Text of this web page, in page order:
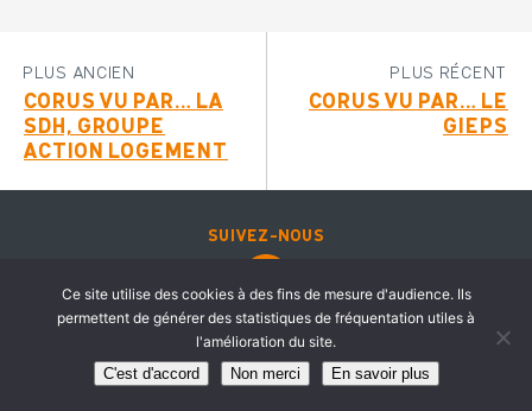
PLUS ANCIEN
CORUS VU PAR… LA
SDH, GROUPE
ACTION LOGEMENT
PLUS RÉCENT
CORUS VU PAR… LE
GIEPS
SUIVEZ-NOUS
© 2018 CORUS. Tous droits réservés.
Ce site utilise des cookies à des fins de mesure d'audience. Ils
permettent de générer des statistiques de fréquentation utiles à
l'amélioration du site.
C'est d'accord
Non merci En savoir plus